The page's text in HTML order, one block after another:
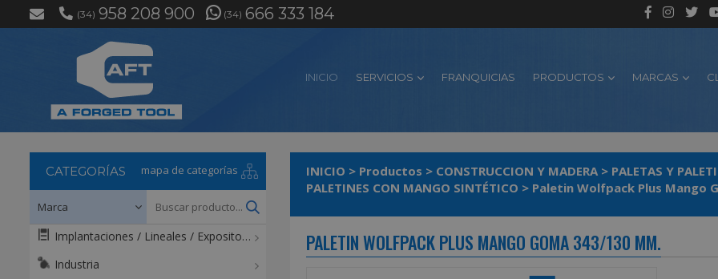
(34) 958 208 900 (34) 666 333 184
INICIO SERVICIOS FRANQUICIAS PRODUCTOS MARCAS
INICIO > Productos > CONSTRUCCION Y MADERA > PALETAS Y
PALETINES CON MANGO SINTÉTICO > Paletin Wolfpack Plus Mango
PALETIN WOLFPACK PLUS MANGO GOMA 343/130 MM.
CATEGORÍAS mapa de categorías
Implantaciones / Lineales / Expositores / Mostradores
Industria